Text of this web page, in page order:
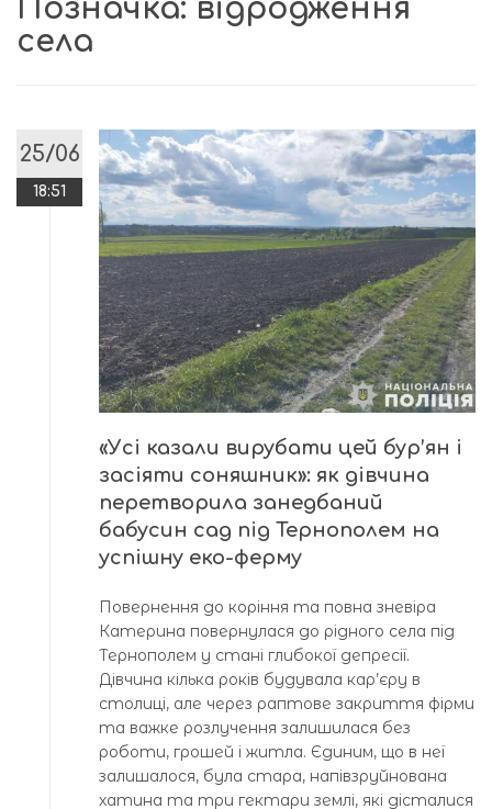
Позначка: відродження
села
25/06
18:51
«Усі казали вирубати цей бур’ян і
засіяти соняшник»: як дівчина
перетворила занедбаний
бабусин сад під Тернополем на
успішну еко-ферму
Повернення до коріння та повна зневіра
Катерина повернулася до рідного села під
Тернополем у стані глибокої депресії.
Дівчина кілька років будувала кар’єру в
столиці, але через раптове закриття фірми
та важке розлучення залишилася без
роботи, грошей і житла. Єдиним, що в неї
залишалося, була стара, напівзруйнована
хатина та три гектари землі, які дісталися